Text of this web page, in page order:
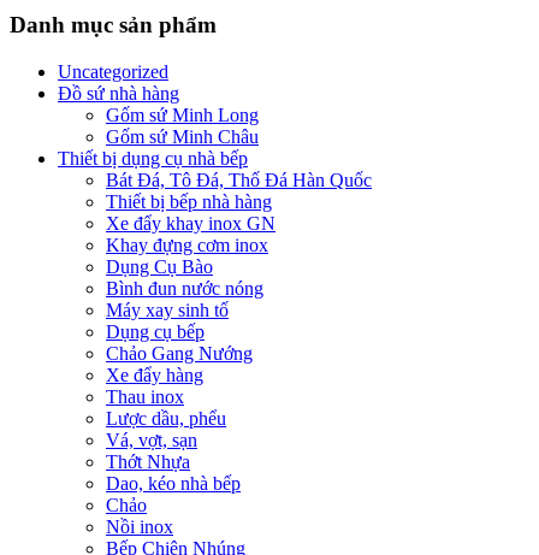
Danh mục sản phẩm
Uncategorized
Đồ sứ nhà hàng
Gốm sứ Minh Long
Gốm sứ Minh Châu
Thiết bị dụng cụ nhà bếp
Bát Đá, Tô Đá, Thố Đá Hàn Quốc
Thiết bị bếp nhà hàng
Xe đẩy khay inox GN
Khay đựng cơm inox
Dụng Cụ Bào
Bình đun nước nóng
Máy xay sinh tố
Dụng cụ bếp
Chảo Gang Nướng
Xe đẩy hàng
Thau inox
Lược dầu, phểu
Vá, vợt, sạn
Thớt Nhựa
Dao, kéo nhà bếp
Chảo
Nồi inox
Bếp Chiên Nhúng